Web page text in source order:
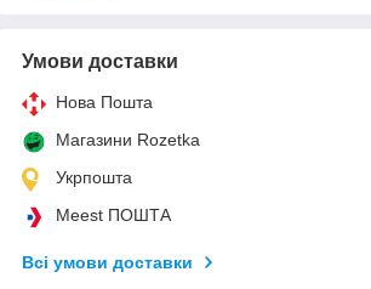
Умови доставки
Нова Пошта
Магазини Rozetka
Укрпошта
Meest ПОШТА
Всі умови доставки